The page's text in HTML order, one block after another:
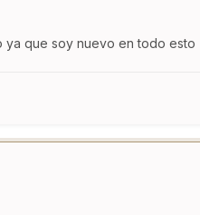
ya que soy nuevo en todo esto